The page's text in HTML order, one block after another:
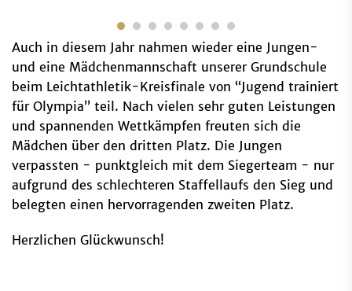
Auch in diesem Jahr nahmen wieder eine Jungen-
und eine Mädchenmannschaft unserer Grundschule
beim Leichtathletik-Kreisfinale von “Jugend trainiert
für Olympia” teil. Nach vielen sehr guten Leistungen
und spannenden Wettkämpfen freuten sich die
Mädchen über den dritten Platz. Die Jungen
verpassten - punktgleich mit dem Siegerteam - nur
aufgrund des schlechteren Staffellaufs den Sieg und
belegten einen hervorragenden zweiten Platz.
Herzlichen Glückwunsch!